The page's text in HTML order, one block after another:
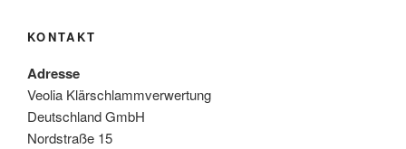
KONTAKT
Adresse
Veolia Klärschlammverwertung
Deutschland GmbH
Nordstraße 15